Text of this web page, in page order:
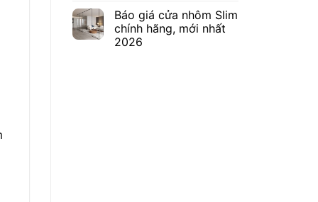
Báo giá cửa nhôm Slim
chính hãng, mới nhất
2026